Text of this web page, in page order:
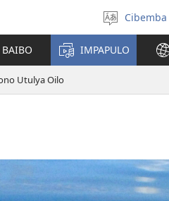
Saleni
ululimi
Cibemba
IMPAPULO
Utulya Oilo